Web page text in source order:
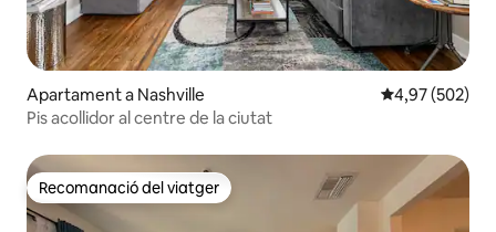
Apartament a Nashville 4,97 de
4,97 (502)
Pis acollidor al centre de la ciutat
Recomanació del viatger
Recomanació del viatger